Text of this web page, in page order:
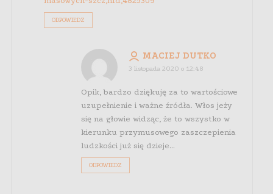
ODPOWIEDZ
MACIEJ DUTKO
3 listopada 2020 o 12:48
Opik, bardzo dziękuję za to wartościowe
uzupełnienie i ważne źródła. Włos jeży
się na głowie widząc, że to wszystko w
kierunku przymusowego zaszczepienia
ludzkości już się dzieje…
ODPOWIEDZ